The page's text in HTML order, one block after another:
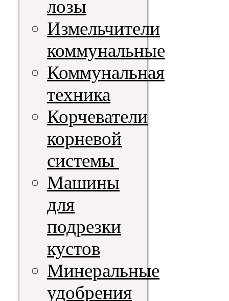
лозы
Измельчители
коммунальные
Коммунальная
техника
Корчеватели
корневой
системы
Машины
для
подрезки
кустов
Минеральные
удобрения